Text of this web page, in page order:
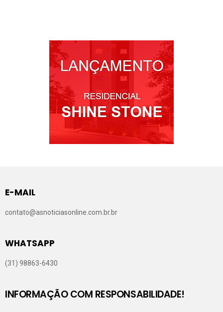
E-MAIL
contato@asnoticiasonline.com.br.br
WHATSAPP
(31) 98863-6430
INFORMAÇÃO COM RESPONSABILIDADE!